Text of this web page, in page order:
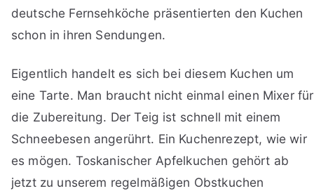
deutsche Fernsehköche präsentierten den Kuchen
schon in ihren Sendungen.
Eigentlich handelt es sich bei diesem Kuchen um
eine Tarte. Man braucht nicht einmal einen Mixer für
die Zubereitung. Der Teig ist schnell mit einem
Schneebesen angerührt. Ein Kuchenrezept, wie wir
es mögen. Toskanischer Apfelkuchen gehört ab
jetzt zu unserem regelmäßigen Obstkuchen